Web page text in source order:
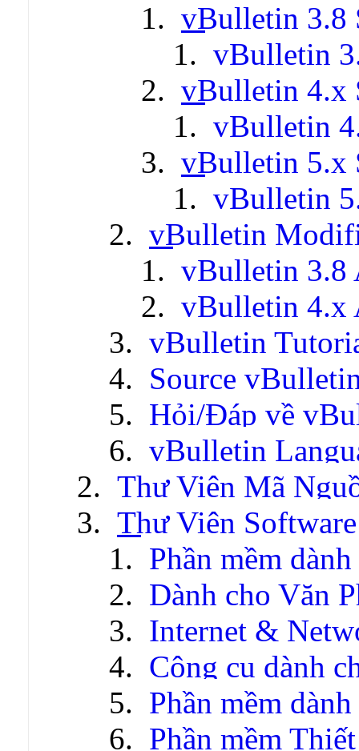
vBulletin 3.8
vBulletin
vBulletin 4.x
vBulletin
vBulletin 5.x
vBulletin
vBulletin
vBulletin 3.8
vBulletin 4.x
vBulletin
Source
Hỏi/Đáp về
vBulletin
Thư Viện Mã
Thư Viện Software
Phần mềm
Dành cho Văn
Internet &
Công cụ dành
Phần mềm
Phần mềm